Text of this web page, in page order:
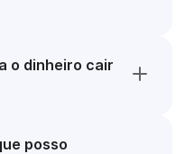
o dinheiro cair
posso